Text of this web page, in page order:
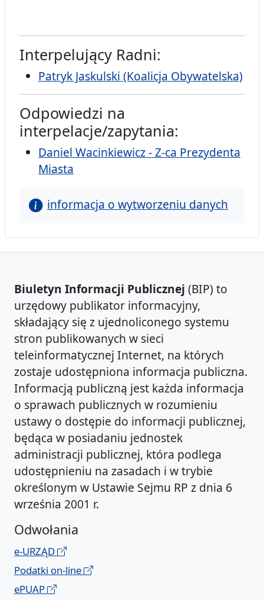
Interpelujący Radni:
Patryk Jaskulski (Koalicja Obywatelska)
Odpowiedzi na
interpelacje/zapytania:
Daniel Wacinkiewicz - Z-ca Prezydenta
Miasta
informacja o wytworzeniu danych
Biuletyn Informacji Publicznej (BIP) to
urzędowy publikator informacyjny,
składający się z ujednoliconego systemu
stron publikowanych w sieci
teleinformatycznej Internet, na których
zostaje udostępniona informacja publiczna.
Informacją publiczną jest każda informacja
o sprawach publicznych w rozumieniu
ustawy o dostępie do informacji publicznej,
będąca w posiadaniu jednostek
administracji publicznej, która podlega
udostępnieniu na zasadach i w trybie
określonym w Ustawie Sejmu RP z dnia 6
września 2001 r.
Odwołania
e-URZĄD
Podatki on-line
ePUAP